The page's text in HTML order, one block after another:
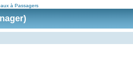
à Passagers